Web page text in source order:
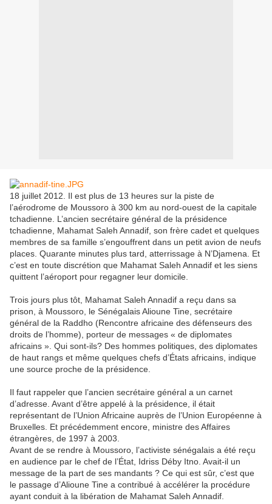
18 juillet 2012. Il est plus de 13 heures sur la piste de
l’aérodrome de Moussoro à 300 km au nord-ouest de la capitale
tchadienne. L’ancien secrétaire général de la présidence
tchadienne, Mahamat Saleh Annadif, son frère cadet et quelques
membres de sa famille s’engouffrent dans un petit avion de neufs
places. Quarante minutes plus tard, atterrissage à N’Djamena. Et
c’est en toute discrétion que Mahamat Saleh Annadif et les siens
quittent l’aéroport pour regagner leur domicile.
Trois jours plus tôt, Mahamat Saleh Annadif a reçu dans sa
prison, à Moussoro, le Sénégalais Alioune Tine, secrétaire
général de la Raddho (Rencontre africaine des défenseurs des
droits de l’homme), porteur de messages « de diplomates
africains ». Qui sont-ils? Des hommes politiques, des diplomates
de haut rangs et même quelques chefs d’États africains, indique
une source proche de la présidence.
Il faut rappeler que l’ancien secrétaire général a un carnet
d’adresse. Avant d’être appelé à la présidence, il était
représentant de l’Union Africaine auprès de l’Union Européenne à
Bruxelles. Et précédemment encore, ministre des Affaires
étrangères, de 1997 à 2003.
Avant de se rendre à Moussoro, l’activiste sénégalais a été reçu
en audience par le chef de l’État, Idriss Déby Itno. Avait-il un
message de la part de ses mandants ? Ce qui est sûr, c’est que
le passage d’Alioune Tine a contribué à accélérer la procédure
ayant conduit à la libération de Mahamat Saleh Annadif.